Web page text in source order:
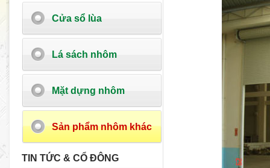
Cửa sổ lùa
Lá sách nhôm
Mặt dựng nhôm
Sản phẩm nhôm khác
TIN TỨC & CỔ ĐÔNG